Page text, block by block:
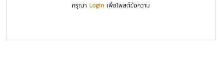
กรุณาLogin เพื่อโพสต์ข้อความ